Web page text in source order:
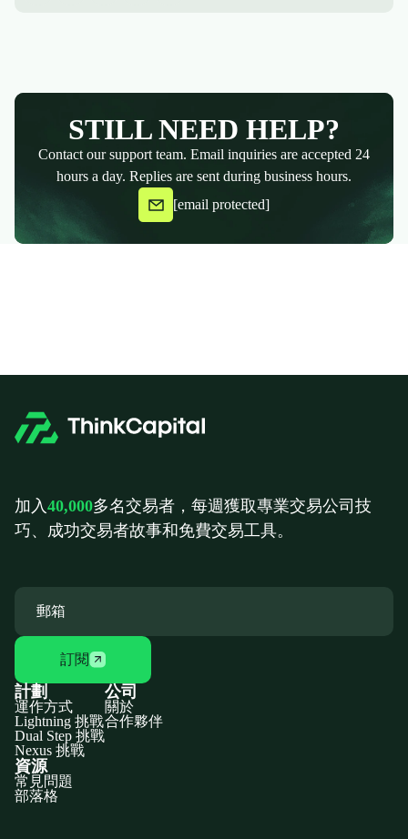
STILL NEED HELP?
Contact our support team. Email inquiries are accepted 24
hours a day. Replies are sent during business hours.
[email protected]
加入40,000多名交易者，每週獲取專業交易公司技
巧、成功交易者故事和免費交易工具。
訂閱
計劃
運作方式
Lightning 挑戰
Dual Step 挑戰
Nexus 挑戰
公司
關於
合作夥伴
資源
常見問題
部落格